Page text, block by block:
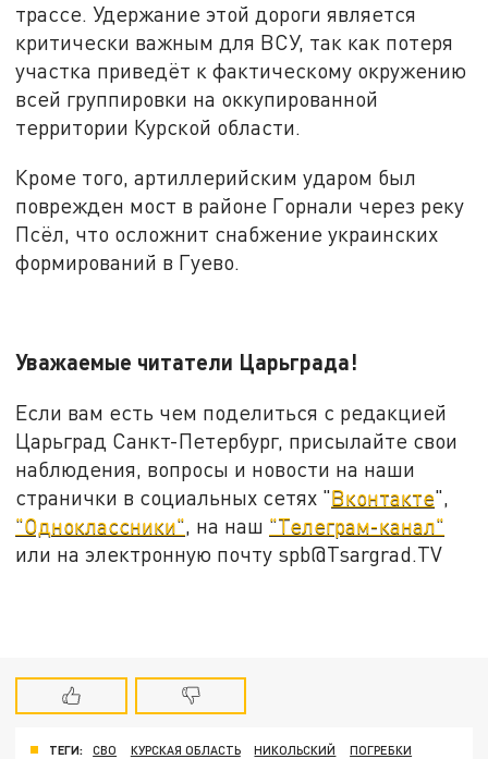
трассе. Удержание этой дороги является
критически важным для ВСУ, так как потеря
участка приведёт к фактическому окружению
всей группировки на оккупированной
территории Курской области.
Кроме того, артиллерийским ударом был
поврежден мост в районе Горнали через реку
Псёл, что осложнит снабжение украинских
формирований в Гуево.
Уважаемые читатели Царьграда!
Если вам есть чем поделиться с редакцией
Царьград Санкт-Петербург, присылайте свои
наблюдения, вопросы и новости на наши
странички в социальных сетях "Вконтакте",
"Одноклассники", на наш "Телеграм-канал"
или на электронную почту spb@Tsargrad.TV
ТЕГИ: СВО КУРСКАЯ ОБЛАСТЬ НИКОЛЬСКИЙ
ПОГРЕБКИ